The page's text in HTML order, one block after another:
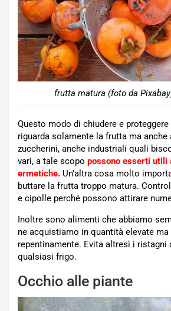
frutta matura (foto da
Questo modo di chiudere e
riguarda solamente la frutta ma
zuccherini, anche industriali quali
vari, a tale scopo possono esserti utili
ermetiche. Un’altra cosa molto
buttare la frutta troppo matura.
e cipolle perché possono attirare
Inoltre sono alimenti che abbiamo
ne acquistiamo in quantità elevate
repentinamente. Evita altresì i ristagni
qualsiasi frigo.
Occhio alle piante